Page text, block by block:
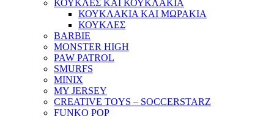
ΚΟΥΚΛΕΣ ΚΑΙ ΚΟΥΚΛΑΚΙΑ
ΚΟΥΚΛΑΚΙΑ ΚΑΙ ΜΩΡΑΚΙΑ
ΚΟΥΚΛΕΣ
BARBIE
MONSTER HIGH
PAW PATROL
SMURFS
MINIX
MY JERSEY
CREATIVE TOYS – SOCCERSTARZ
FUNKO POP